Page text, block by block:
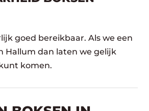
goed bereikbaar. Als we een
Hallum dan laten we gelijk
komen.